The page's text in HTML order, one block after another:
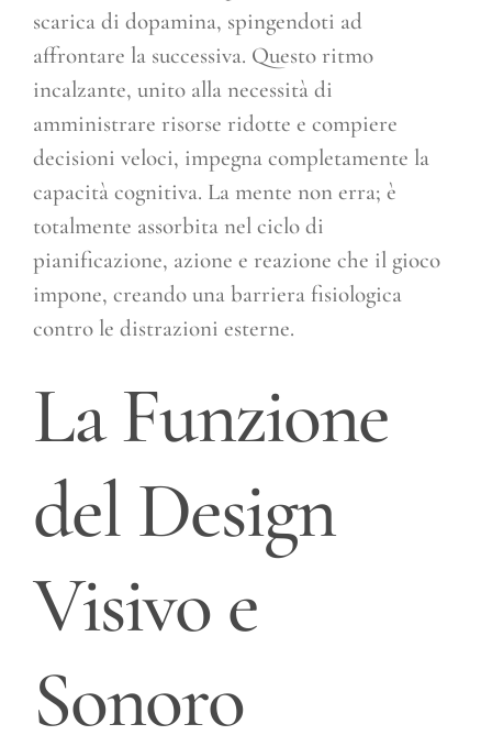
scarica di dopamina, spingendoti ad
affrontare la successiva. Questo ritmo
incalzante, unito alla necessità di
amministrare risorse ridotte e compiere
decisioni veloci, impegna completamente la
capacità cognitiva. La mente non erra; è
totalmente assorbita nel ciclo di
pianificazione, azione e reazione che il gioco
impone, creando una barriera fisiologica
contro le distrazioni esterne.
La Funzione
del Design
Visivo e
Sonoro